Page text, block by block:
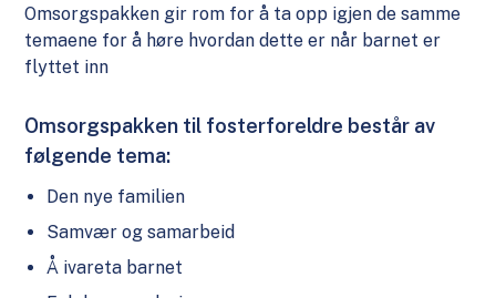
Omsorgspakken gir rom for å ta opp igjen de samme
temaene for å høre hvordan dette er når barnet er
flyttet inn
Omsorgspakken til fosterforeldre består av
følgende tema:
Den nye familien
Samvær og samarbeid
Å ivareta barnet